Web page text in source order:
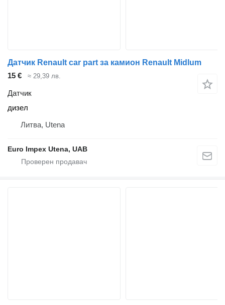
Датчик Renault car part за камион Renault Midlum
15 €
≈ 29,39 лв.
Датчик
дизел
Литва, Utena
Euro Impex Utena, UAB